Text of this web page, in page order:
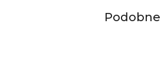
Pomiń karuzelę produktów
Produkty
Podobne